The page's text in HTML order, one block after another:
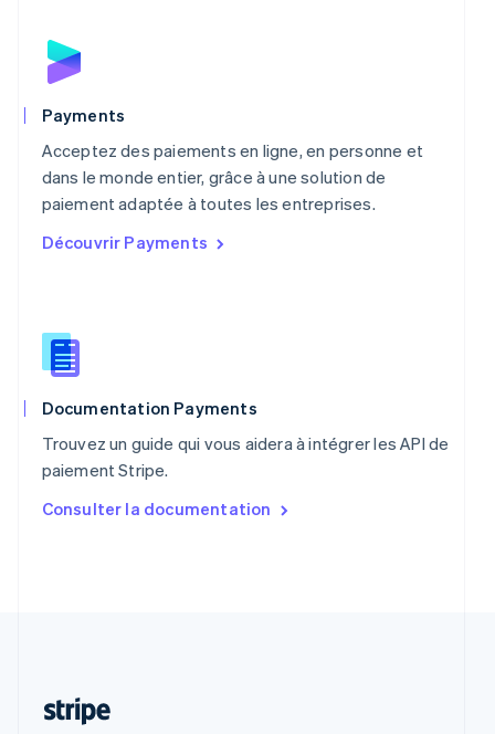
Payments
Acceptez des paiements en ligne, en personne et
dans le monde entier, grâce à une solution de
paiement adaptée à toutes les entreprises.
Découvrir Payments
Documentation Payments
Trouvez un guide qui vous aidera à intégrer les API de
paiement Stripe.
Consulter la documentation
Norvège
English
English
NederlandsEnglish
Pologne
English
PortuguêsEnglish
English
Roumanie
Royaume-Uni
Singapour
English简体中文
English